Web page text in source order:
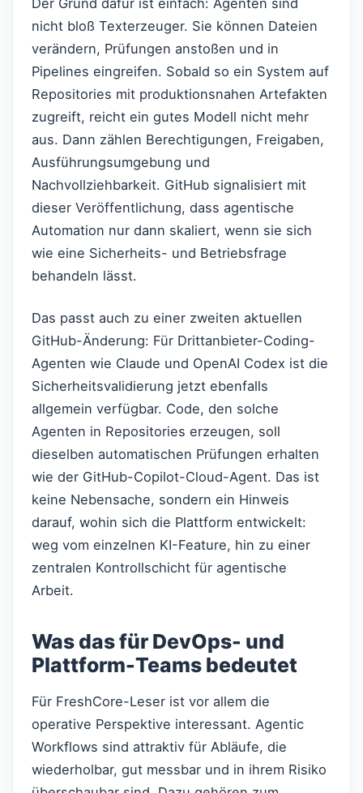
Der Grund dafür ist einfach: Agenten sind
nicht bloß Texterzeuger. Sie können Dateien
verändern, Prüfungen anstoßen und in
Pipelines eingreifen. Sobald so ein System auf
Repositories mit produktionsnahen Artefakten
zugreift, reicht ein gutes Modell nicht mehr
aus. Dann zählen Berechtigungen, Freigaben,
Ausführungsumgebung und
Nachvollziehbarkeit. GitHub signalisiert mit
dieser Veröffentlichung, dass agentische
Automation nur dann skaliert, wenn sie sich
wie eine Sicherheits- und Betriebsfrage
behandeln lässt.
Das passt auch zu einer zweiten aktuellen
GitHub-Änderung: Für Drittanbieter-Coding-
Agenten wie Claude und OpenAI Codex ist die
Sicherheitsvalidierung jetzt ebenfalls
allgemein verfügbar. Code, den solche
Agenten in Repositories erzeugen, soll
dieselben automatischen Prüfungen erhalten
wie der GitHub-Copilot-Cloud-Agent. Das ist
keine Nebensache, sondern ein Hinweis
darauf, wohin sich die Plattform entwickelt:
weg vom einzelnen KI-Feature, hin zu einer
zentralen Kontrollschicht für agentische
Arbeit.
Was das für DevOps- und
Plattform-Teams bedeutet
Für FreshCore-Leser ist vor allem die
operative Perspektive interessant. Agentic
Workflows sind attraktiv für Abläufe, die
wiederholbar, gut messbar und in ihrem Risiko